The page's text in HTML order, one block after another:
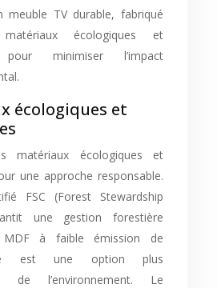
meuble TV durable, fabriqué
écologiques et
pour minimiser l’impact
écologiques et
matériaux écologiques et
une approche responsable.
FSC (Forest Stewardship
une gestion forestière
MDF à faible émission de
est une option plus
de l’environnement. Le